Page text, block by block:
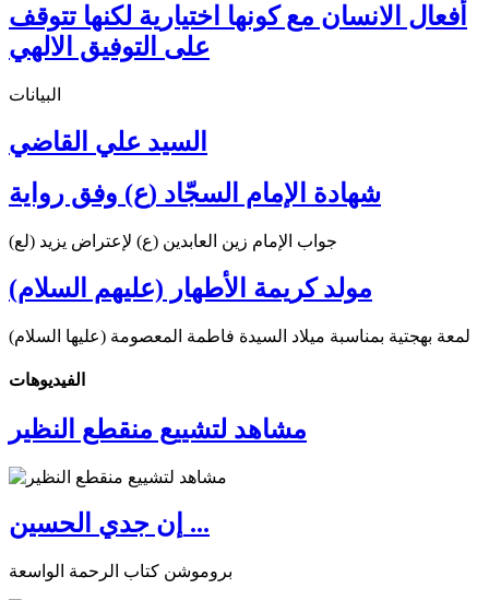
أفعال الانسان مع كونها اختيارية لكنها تتوقف
على التوفيق الالهي
البيانات
السيد علي القاضي
شهادة الإمام السجّاد (ع) وفق رواية
جواب الإمام زين العابدين (ع) لإعتراض يزيد (لع)
مولد كريمة الأطهار (عليهم السلام)
لمعة بهجتية بمناسبة ميلاد السيدة فاطمة المعصومة (عليها السلام)
الفیدیوهات
مشاهد لتشييع منقطع النظير
إن جدي الحسين ...
بروموشن كتاب الرحمة الواسعة